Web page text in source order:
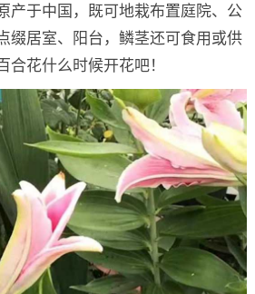
产于中国，既可地栽布置庭院、公
缀居室、阳台，鳞茎还可食用或供
合花什么时候开花吧！